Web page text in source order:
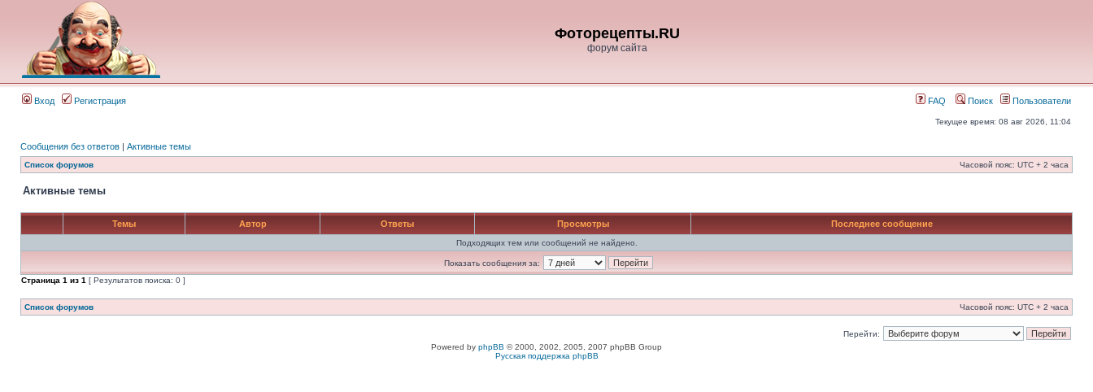
Фоторецепты.RU
форум сайта
Вход Регистрация FAQ Поиск Пользователи
Текущее время: 08 авг 2026, 11:04
Сообщения без ответов | Активные темы
Список форумов Часовой пояс: UTC + 2 часа
Активные темы
Темы Автор Ответы Просмотры Последнее сообщение
Подходящих тем или сообщений не найдено.
Показать сообщения за:
Страница 1 из 1 [ Результатов поиска: 0 ]
Список форумов Часовой пояс: UTC + 2 часа
Перейти:
Powered by phpBB © 2000, 2002, 2005, 2007 phpBB Group
Русская поддержка phpBB